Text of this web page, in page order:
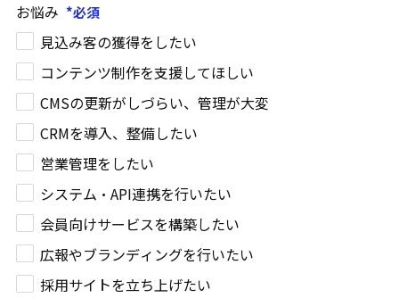
お悩み
見込み客の獲得をしたい
コンテンツ制作を支援してほしい
CMSの更新がしづらい、管理が大変
CRMを導入、整備したい
営業管理をしたい
システム・API連携を行いたい
会員向けサービスを構築したい
広報やブランディングを行いたい
採用サイトを立ち上げたい